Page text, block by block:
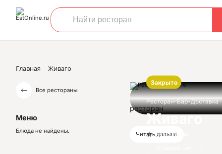
Главная Живаго
Все рестораны
Меню
Блюда не найдены.
Закрыто
Ресторан-Бар-Доставка
Живаго
Нет оценок
ресторан
Читать дальше